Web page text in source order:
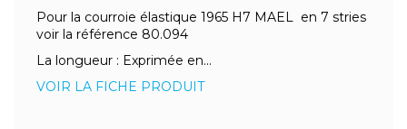
Pour la courroie élastique 1965 H7 MAEL en 7 stries
voir la référence 80.094
La longueur : Exprimée en...
VOIR LA FICHE PRODUIT